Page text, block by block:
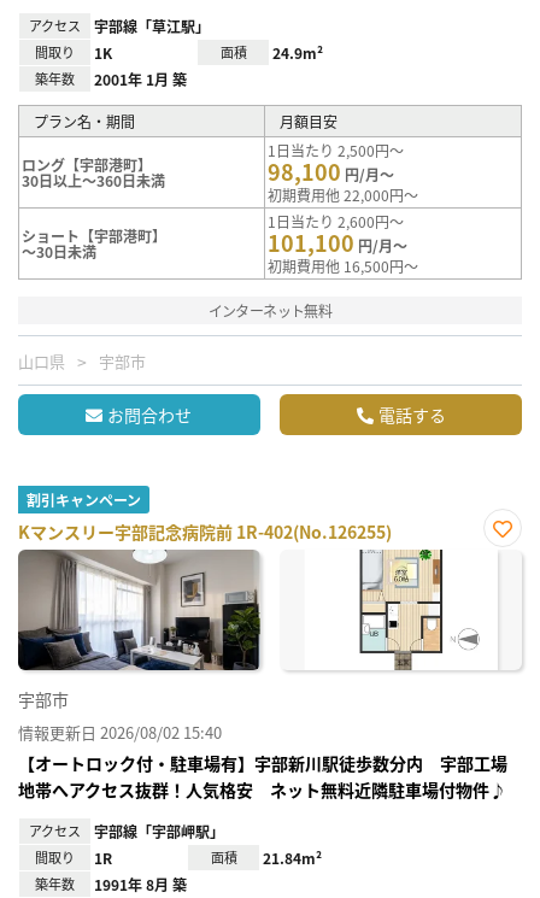
アクセス 宇部線「草江駅」
間取り 1K 面積 24.9m²
築年数 2001年 1月 築
プラン名・期間 月額目安
ロング【宇部港町】
30日以上～360日未満
1日当たり 2,500円～
98,100 円/月～
初期費用他 22,000円～
ショート【宇部港町】
～30日未満
1日当たり 2,600円～
101,100 円/月～
初期費用他 16,500円～
インターネット無料
山口県 宇部市
お問合わせ 電話する
割引キャンペーン
Kマンスリー宇部記念病院前 1R-402(No.126255)
お気
宇部市
情報更新日 2026/08/02 15:40
【オートロック付・駐車場有】宇部新川駅徒歩数分内 宇部工場
地帯へアクセス抜群！人気格安 ネット無料近隣駐車場付物件♪
アクセス 宇部線「宇部岬駅」
間取り 1R 面積 21.84m²
築年数 1991年 8月 築